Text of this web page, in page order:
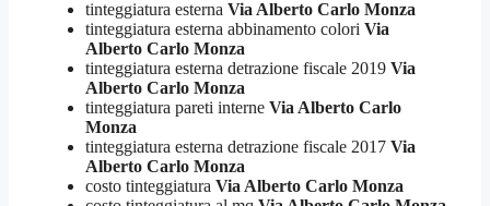
tinteggiatura esterna Via Alberto Carlo Monza
tinteggiatura esterna abbinamento colori Via
Alberto Carlo Monza
tinteggiatura esterna detrazione fiscale 2019 Via
Alberto Carlo Monza
tinteggiatura pareti interne Via Alberto Carlo
Monza
tinteggiatura esterna detrazione fiscale 2017 Via
Alberto Carlo Monza
costo tinteggiatura Via Alberto Carlo Monza